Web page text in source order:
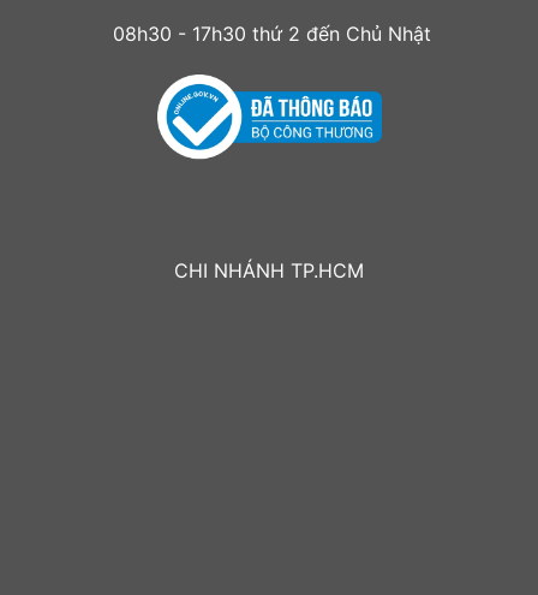
08h30 - 17h30 thứ 2 đến Chủ Nhật
CHI NHÁNH TP.HCM